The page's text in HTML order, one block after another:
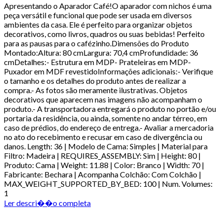
Apresentando o Aparador Café!O aparador com nichos é uma
peça versátil e funcional que pode ser usada em diversos
ambientes da casa. Ele é perfeito para organizar objetos
decorativos, como livros, quadros ou suas bebidas! Perfeito
para as pausas para o cafézinho.Dimensões do Produto
Montado:Altura: 80 cmLargura: 70,4 cmProfundidade: 36
cmDetalhes:- Estrutura em MDP- Prateleiras em MDP-
Puxador em MDF revestidoInformações adicionais:- Verifique
o tamanho e os detalhes do produto antes de realizar a
compra.- As fotos são meramente ilustrativas. Objetos
decorativos que aparecem nas imagens não acompanham o
produto.- A transportadora entregará o produto no portão e/ou
portaria da residência, ou ainda, somente no andar térreo, em
caso de prédios, do endereço de entrega.- Avaliar a mercadoria
no ato do recebimento e recusar em caso de divergência ou
danos. Length: 36 | Modelo de Cama: Simples | Material para
Filtro: Madeira | REQUIRES_ASSEMBLY: Sim | Height: 80 |
Produto: Cama | Weight: 11.88 | Color: Branco | Width: 70 |
Fabricante: Bechara | Acompanha Colchão: Com Colchão |
MAX_WEIGHT_SUPPORTED_BY_BED: 100 | Num. Volumes:
1
Ler descri��o completa